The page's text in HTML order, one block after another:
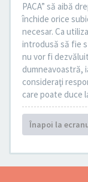
PACA” să aibă
închide orice
necesar. Ca
introdusă să fie
nu vor fi
dumneavoastră,
consideraţi
care poate duce
Înapoi la